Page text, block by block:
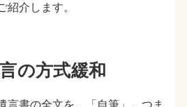
紹介します。
の方式緩和